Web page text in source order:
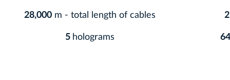
28,000 m - total length of cables
5 holograms